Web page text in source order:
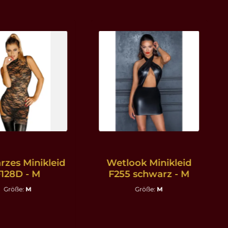
Minikleid
- M
Größe: M
Wetlook Minikleid
F255 schwarz - M
Größe: M